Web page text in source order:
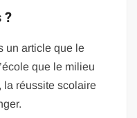
?
un article que le
que le milieu
la réussite scolaire